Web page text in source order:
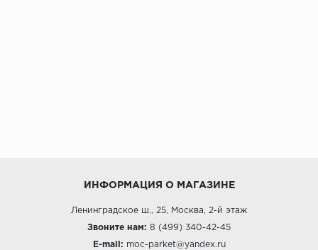
ИНФОРМАЦИЯ О МАГАЗИНЕ
Ленинградское ш., 25, Москва, 2-й этаж
Звоните нам: 8 (499) 340-42-45
E-mail: moc-parket@yandex.ru